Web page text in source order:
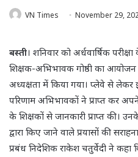
VN Times November 29,
बस्ती। शनिवार को अर्धवार्षिक
शिक्षक-अभिभावक गोष्ठी का आयोजन
अध्यक्षता में किया गया। प्लेवे से लेकर
परिणाम अभिभावकों ने प्राप्त कर अपने
के शिक्षकों से जानकारी प्राप्त की।
द्वारा किए जाने वाले प्रयासों की
प्रबंध निदेशिक राकेश चतुर्वेदी ने